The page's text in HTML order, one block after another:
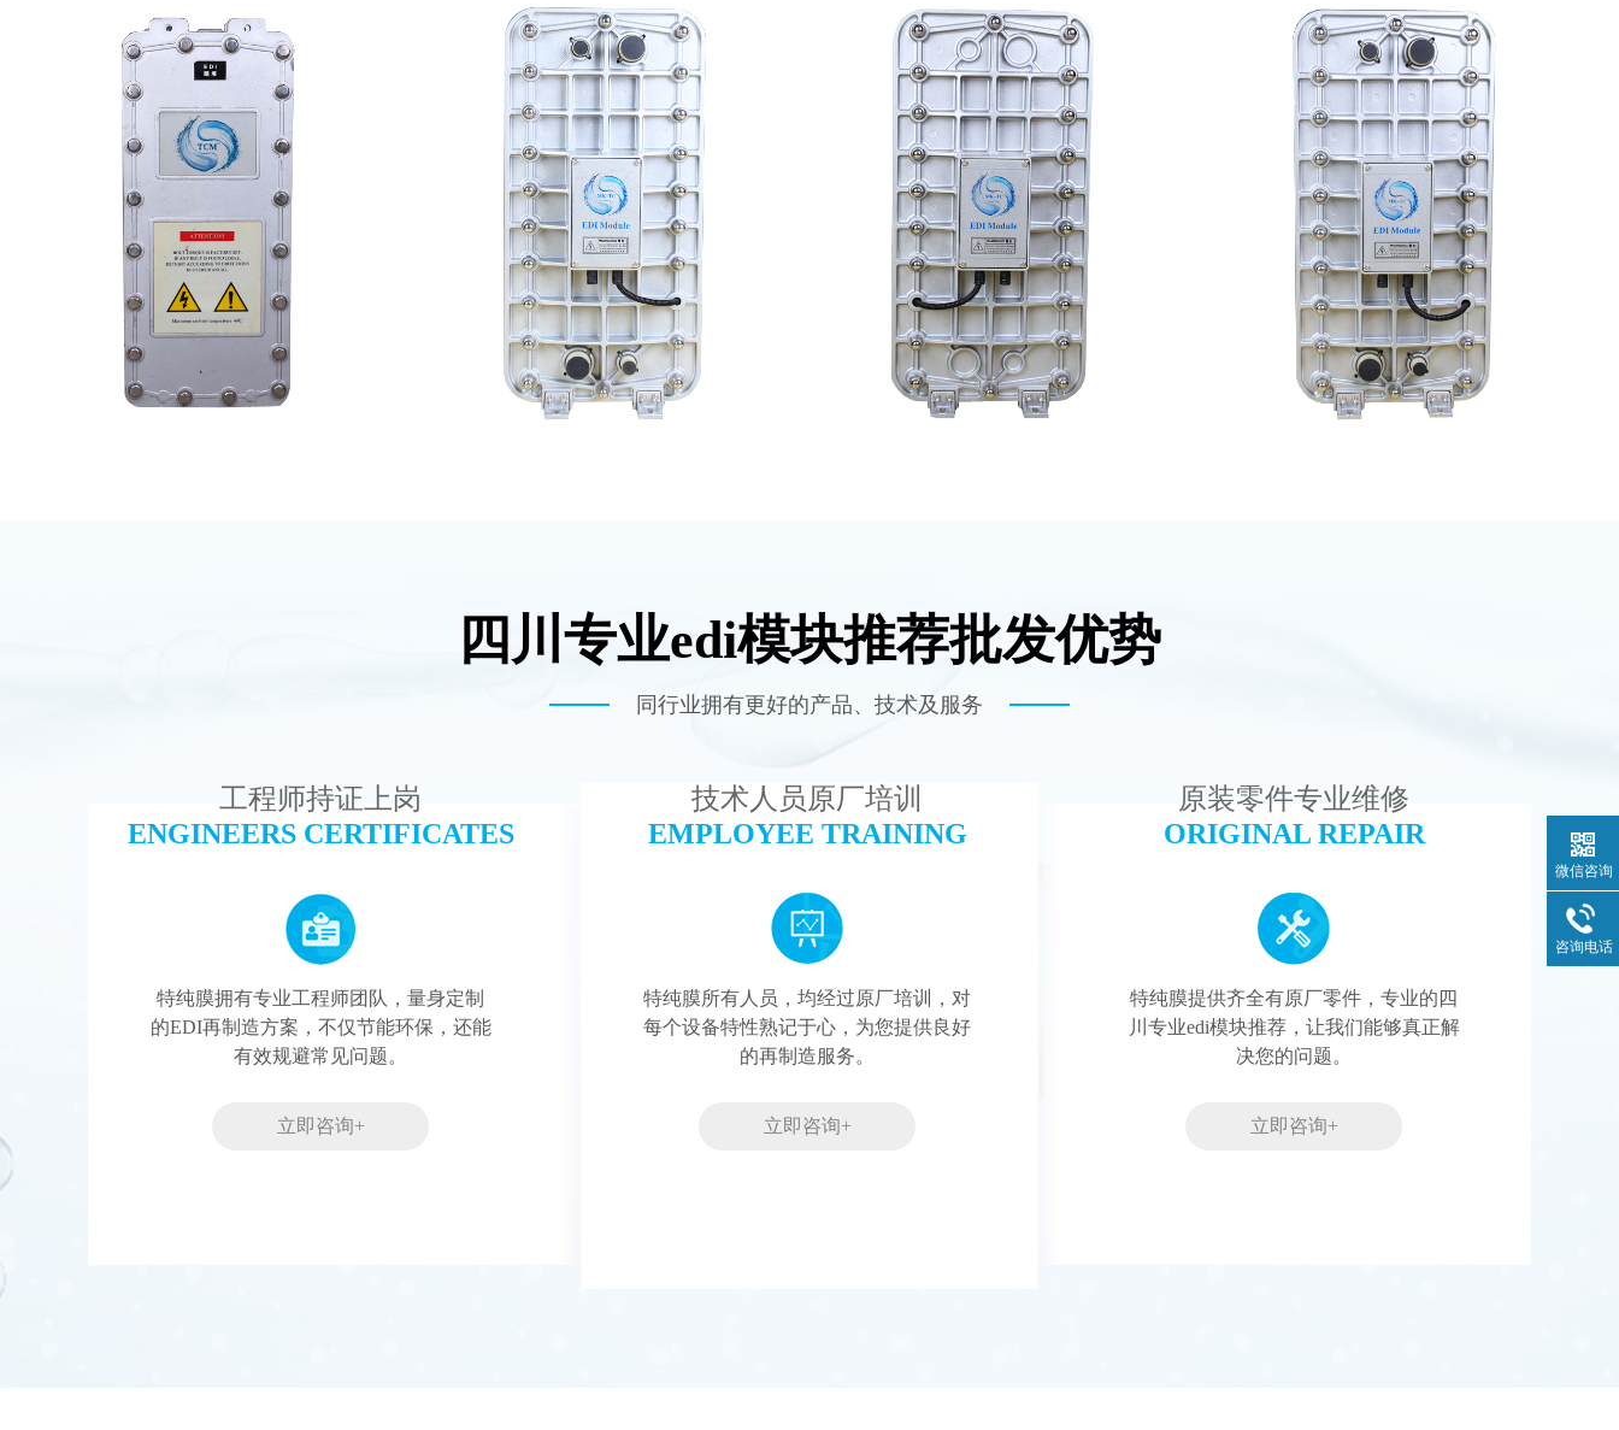
西门子 EDI模块维修
查看详情
MK-TC100 EDI设备
查看详情
MK-TC500 EDI设备维修
查看详情
MK-TC500 EDI模块
查看详情
MK-TC300 EDI超纯水处理设备
查看详情
MK-TC100 EDI超纯水处理设备
查看详情
四川专业edi模块推荐批发优势
同行业拥有更好的产品、技术及服务
工程师持证上岗
ENGINEERS CERTIFICATES
特纯膜拥有专业工程师团队，量身定制
的EDI再制造方案，不仅节能环保，还能
有效规避常见问题。
立即咨询+
技术人员原厂培训
EMPLOYEE TRAINING
特纯膜所有人员，均经过原厂培训，对
每个设备特性熟记于心，为您提供良好
的再制造服务。
立即咨询+
原装零件专业维修
ORIGINAL REPAIR
特纯膜提供齐全有原厂零件，专业的四
川专业edi模块推荐，让我们能够真正解
决您的问题。
立即咨询+
微信咨询
咨询电话